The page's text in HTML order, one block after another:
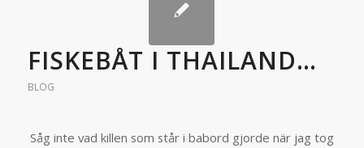
FISKEBÅT I THAILAND…
BLOG
Såg inte vad killen som står i babord gjorde när jag tog